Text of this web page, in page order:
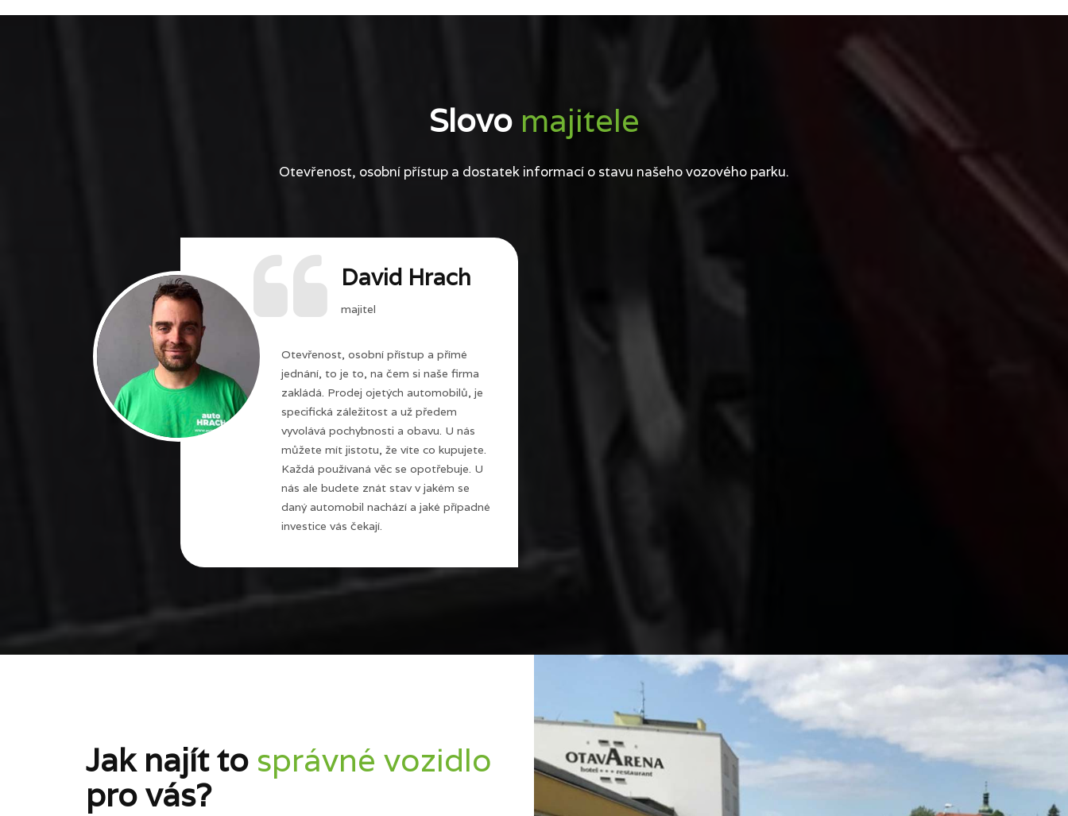
Slovo majitele
Otevřenost, osobní přístup a dostatek informací o stavu našeho vozového parku.
David Hrach
majitel
Otevřenost, osobní přístup a přímé
jednání, to je to, na čem si naše firma
zakládá. Prodej ojetých automobilů, je
specifická záležitost a už předem
vyvolává pochybnosti a obavu. U nás
můžete mít jistotu, že víte co kupujete.
Každá používaná věc se opotřebuje. U
nás ale budete znát stav v jakém se
daný automobil nachází a jaké případné
investice vás čekají.
Jak najít to správné vozidlo
pro vás?